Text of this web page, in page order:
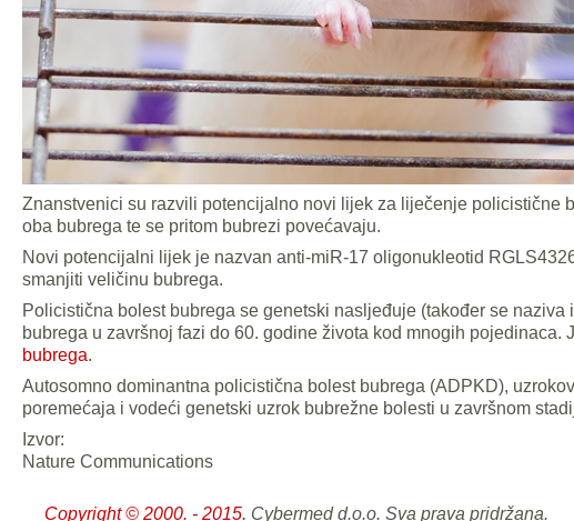
Znanstvenici su razvili potencijalno novi lijek za liječenje policistične
oba bubrega te se pritom bubrezi povećavaju.
Novi potencijalni lijek je nazvan anti-miR-17 oligonukleotid
smanjiti veličinu bubrega.
Policistična bolest bubrega se genetski nasljeđuje (također se
bubrega u završnoj fazi do 60. godine života kod mnogih
bubrega.
Autosomno dominantna policistična bolest bubrega (ADPKD),
poremećaja i vodeći genetski uzrok bubrežne bolesti u završnom
Izvor:
Nature Communications
Copyright © 2000. - 2015. Cybermed d.o.o. Sva prava pridržana.